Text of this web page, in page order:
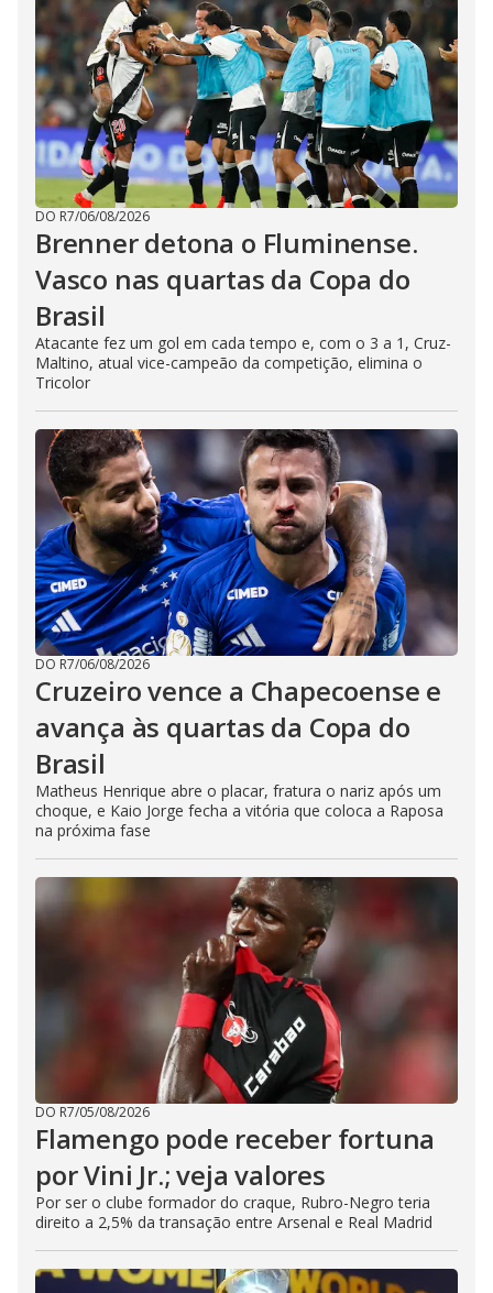
DO R7/06/08/2026
Brenner detona o Fluminense.
Vasco nas quartas da Copa do
Brasil
Atacante fez um gol em cada tempo e, com o 3 a 1, Cruz-
Maltino, atual vice-campeão da competição, elimina o
Tricolor
DO R7/06/08/2026
Cruzeiro vence a Chapecoense e
avança às quartas da Copa do
Brasil
Matheus Henrique abre o placar, fratura o nariz após um
choque, e Kaio Jorge fecha a vitória que coloca a Raposa
na próxima fase
DO R7/05/08/2026
Flamengo pode receber fortuna
por Vini Jr.; veja valores
Por ser o clube formador do craque, Rubro-Negro teria
direito a 2,5% da transação entre Arsenal e Real Madrid